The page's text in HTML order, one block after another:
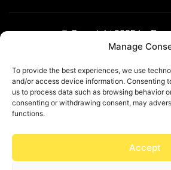
Manage
To provide the best experiences, we use
and/or access device information. Consenting
us to process data such as browsing behavior
consenting or withdrawing consent, may
functions.
Accept
© Copyright 2025 by